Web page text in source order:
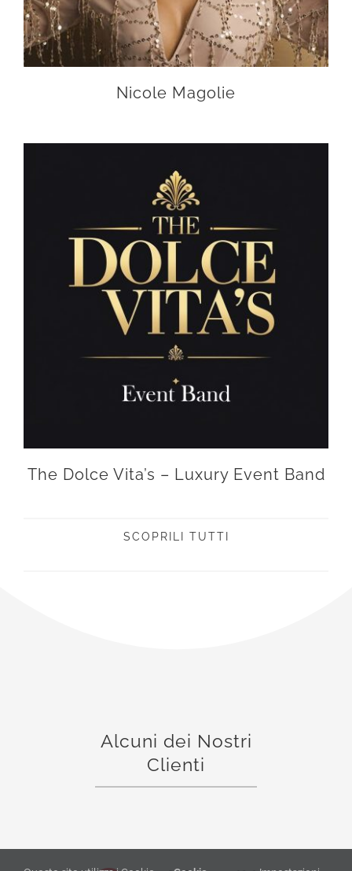
Nicole Magolie
The Dolce Vita’s – Luxury Event Band
SCOPRILI TUTTI
Alcuni dei Nostri
Clienti